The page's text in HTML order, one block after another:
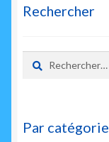
Rechercher
Rechercher :
Par catégorie